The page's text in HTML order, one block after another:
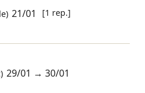
21/01 [1 rep.]
29/01 →30/01